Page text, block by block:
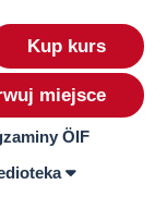
Kup kurs
miejsce
ÖIF